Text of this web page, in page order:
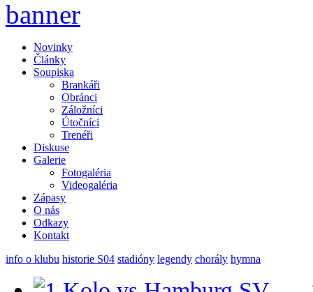
Novinky
Články
Soupiska
Brankáři
Obránci
Záložníci
Útočníci
Trenéři
Diskuse
Galerie
Fotogaléria
Videogaléria
Zápasy
O nás
Odkazy
Kontakt
info o klubu historie S04 stadióny legendy chorály hymna